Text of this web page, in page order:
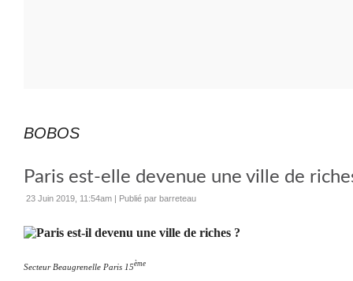
BOBOS
Paris est-elle devenue une ville de
23 Juin 2019, 11:54am | Publié par barreteau
Secteur Beaugrenelle Paris 15ème